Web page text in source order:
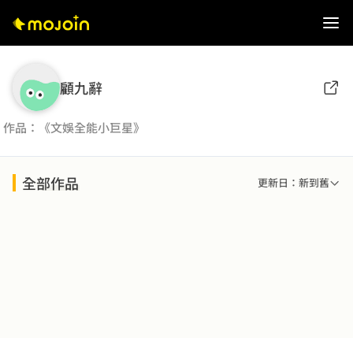
顧九辭
作品：《文娛全能小巨星》
全部作品 更新日：新到舊